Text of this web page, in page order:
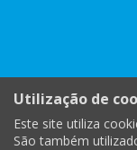
Utilização de
Este site utiliza
São também